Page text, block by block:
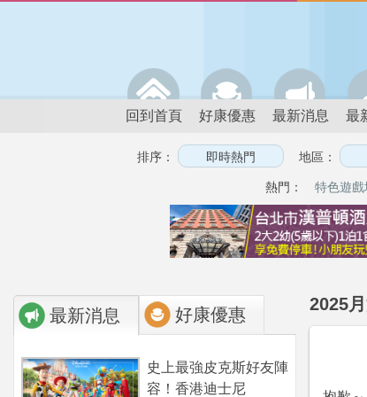
回到首頁 好康優惠 最新消息 最
排序： 地區：
熱門： 特色遊戲
最新消息 好康優惠
史上最強皮克斯好友陣
容！香港迪士尼
2025